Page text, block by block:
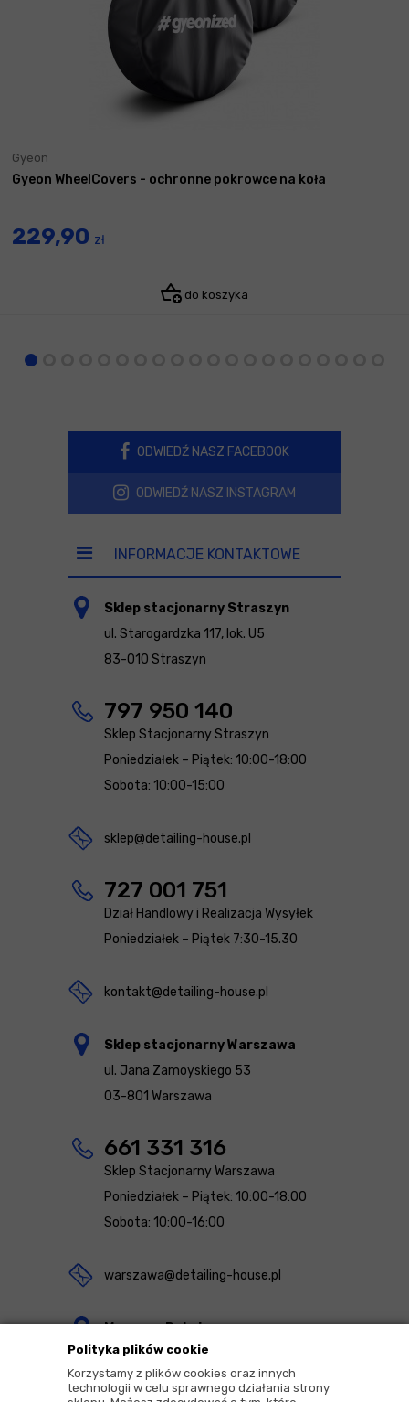
Polityka plików cookie
Korzystamy z plików cookies oraz innych
technologii w celu sprawnego działania strony
Gyeon
Gyeon WheelCovers - ochronne pokrowce na koła
229,90 zł
do koszyka
ODWIEDŹ NASZ FACEBOOK
ODWIEDŹ NASZ INSTAGRAM
INFORMACJE KONTAKTOWE
Sklep stacjonarny Straszyn
ul. Starogardzka 117, lok. U5
83-010 Straszyn
797 950 140
Sklep Stacjonarny Straszyn
Poniedziałek – Piątek: 10:00-18:00
Sobota: 10:00-15:00
sklep@detailing-house.pl
727 001 751
Dział Handlowy i Realizacja Wysyłek
Poniedziałek – Piątek 7:30-15.30
kontakt@detailing-house.pl
Sklep stacjonarny Warszawa
ul. Jana Zamoyskiego 53
03-801 Warszawa
661 331 316
Sklep Stacjonarny Warszawa
Poniedziałek – Piątek: 10:00-18:00
Sobota: 10:00-16:00
warszawa@detailing-house.pl
Magazyn Rekcin
Nomos Sp. z o.o. sp.k.
ul. Agrestowa 1